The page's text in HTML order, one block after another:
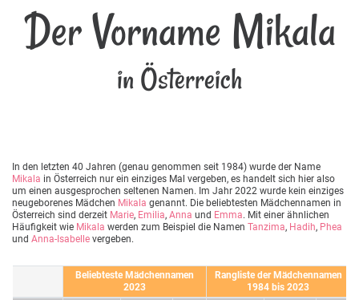
Der Vorname Mikala
in Österreich
In den letzten 40 Jahren (genau genommen seit 1984) wurde der Name
Mikala in Österreich nur ein einziges Mal vergeben, es handelt sich hier also
um einen ausgesprochen seltenen Namen. Im Jahr 2022 wurde kein einziges
neugeborenes Mädchen Mikala genannt. Die beliebtesten Mädchennamen in
Österreich sind derzeit Marie, Emilia, Anna und Emma. Mit einer ähnlichen
Häufigkeit wie Mikala werden zum Beispiel die Namen Tanzima, Hadih, Phea
und Anna-Isabelle vergeben.
Beliebteste Mädchennamen
2023
Rangliste der Mädchennamen
1984 bis 2023